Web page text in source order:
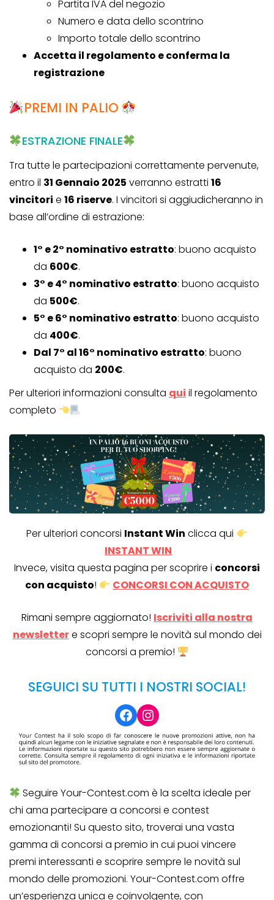
Partita IVA del negozio
Numero e data dello scontrino
Importo totale dello scontrino
Accetta il regolamento e conferma la
registrazione
PREMI IN PALIO
ESTRAZIONE FINALE
Tra tutte le partecipazioni correttamente pervenute,
entro il 31 Gennaio 2025 verranno estratti 16
vincitori e 16 riserve. I vincitori si aggiudicheranno in
base all’ordine di estrazione:
1° e 2° nominativo estratto: buono acquisto
da 600€.
3° e 4° nominativo estratto: buono acquisto
da 500€.
5° e 6° nominativo estratto: buono acquisto
da 400€.
Dal 7° al 16° nominativo estratto: buono
acquisto da 200€.
Per ulteriori informazioni consulta qui il regolamento
completo
Per ulteriori concorsi Instant Win clicca qui
INSTANT WIN
Invece, visita questa pagina per scoprire i concorsi
con acquisto! CONCORSI CON ACQUISTO
Rimani sempre aggiornato! Iscriviti alla nostra
newslettere scopri sempre le novità sul mondo dei
concorsi a premio!
SEGUICI SU TUTTI I NOSTRI SOCIAL!
Facebook
Instagram
Seguire Your-Contest.com è la scelta ideale per
chi ama partecipare a concorsi e contest
emozionanti! Su questo sito, troverai una vasta
gamma di concorsi a premio in cui puoi vincere
premi interessanti e scoprire sempre le novità sul
mondo delle promozioni. Your-Contest.com offre
un’esperienza unica e coinvolgente, con